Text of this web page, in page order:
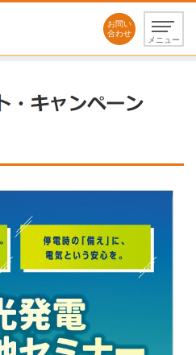
お問い
合わせ
メニュー